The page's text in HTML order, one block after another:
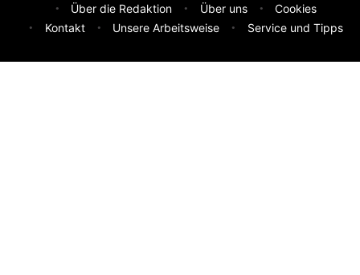
Über die Redaktion
Über uns
Cookies
Kontakt
Unsere Arbeitsweise Service und Tipps